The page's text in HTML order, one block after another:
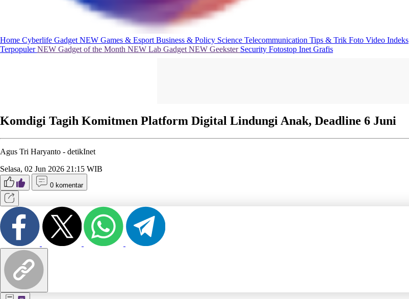
Home Cyberlife Gadget NEW Games & Esport Business & Policy Science Telecommunication Tips & Trik Foto Video Indeks
TerpopulerNEW Gadget of the Month NEW Lab Gadget NEW Geekster Security Fotostop Inet Grafis
Komdigi Tagih Komitmen Platform Digital Lindungi Anak, Deadline 6 Juni
Agus Tri Haryanto - detikInet
Selasa, 02 Jun 2026 21:15 WIB
0 komentar